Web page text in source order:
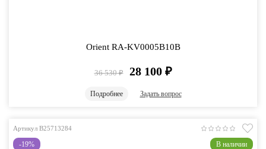
Orient RA-KV0005B10B
36 530 ₽ 28 100 ₽
Подробнее Задать вопрос
Артикул B25713284
-19% В наличии